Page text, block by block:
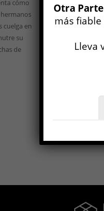
cómo
cuelga en
su
de
Otra Parte
más
Lleva